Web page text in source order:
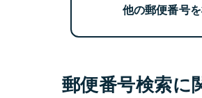
他の郵便番号
郵便番号検索に